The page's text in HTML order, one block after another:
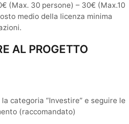
(Max. 30 persone) – 30€ (Max.10
medio della licenza minima
AL PROGETTO
categoria “Investire” e seguire le
(raccomandato)